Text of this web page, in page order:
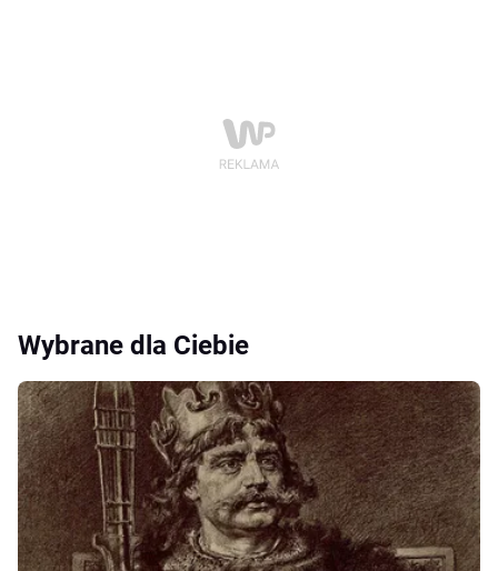
Wybrane dla Ciebie